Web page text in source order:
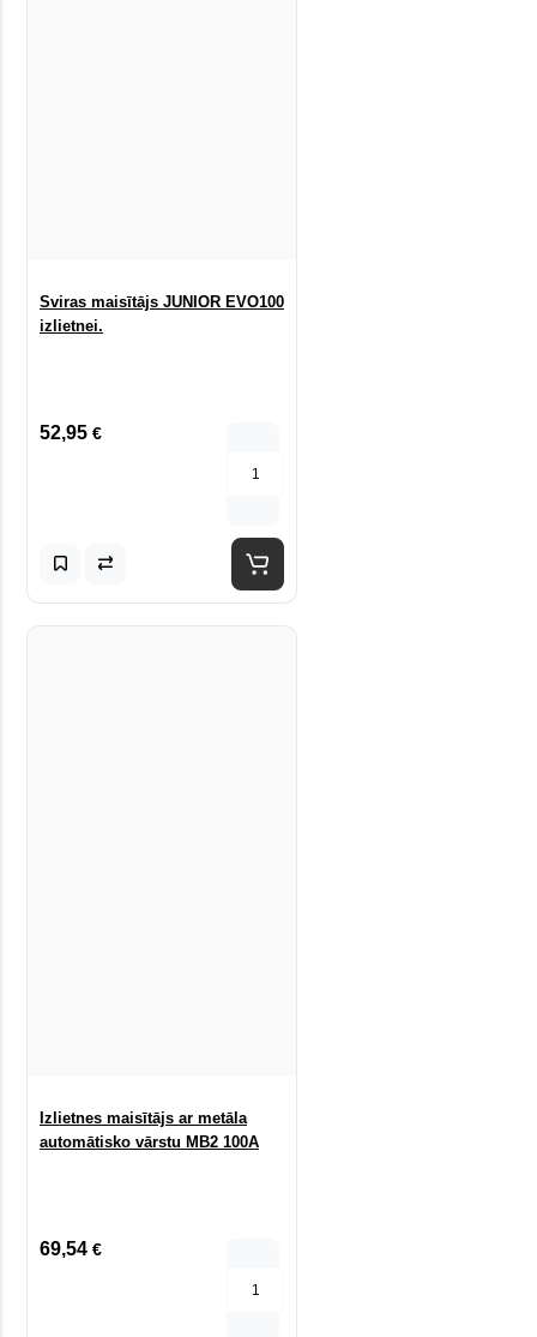
Sviras maisītājs JUNIOR EVO100
izlietnei.
52,95 €
Izlietnes maisītājs ar metāla
automātisko vārstu MB2 100A
69,54 €